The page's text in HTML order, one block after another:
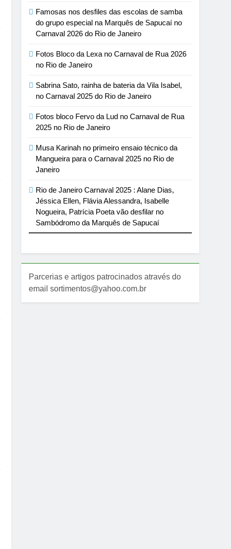
Famosas nos desfiles das escolas de samba
do grupo especial na Marquês de Sapucaí no
Carnaval 2026 do Rio de Janeiro
Fotos Bloco da Lexa no Carnaval de Rua 2026
no Rio de Janeiro
Sabrina Sato, rainha de bateria da Vila Isabel,
no Carnaval 2025 do Rio de Janeiro
Fotos bloco Fervo da Lud no Carnaval de Rua
2025 no Rio de Janeiro
Musa Karinah no primeiro ensaio técnico da
Mangueira para o Carnaval 2025 no Rio de
Janeiro
Rio de Janeiro Carnaval 2025 : Alane Dias,
Jéssica Ellen, Flávia Alessandra, Isabelle
Nogueira, Patrícia Poeta vão desfilar no
Sambódromo da Marquês de Sapucaí
Parcerias e artigos patrocinados através do
email sortimentos@yahoo.com.br